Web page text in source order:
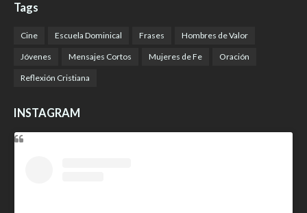
Tags
Cine Escuela Dominical Frases Hombres de Valor
Jóvenes Mensajes Cortos Mujeres de Fe Oración
Reflexión Cristiana
INSTAGRAM